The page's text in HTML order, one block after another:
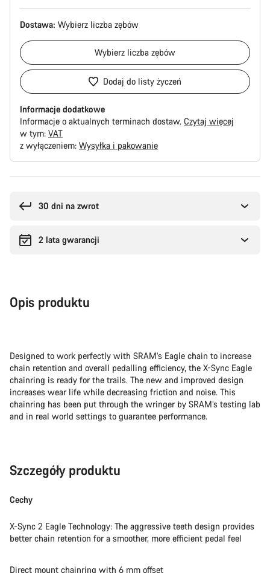
Dostawa: Wybierz liczba zębów
Wybierz liczba zębów
Dodaj do listy życzeń
Informacje dodatkowe
Informacje o aktualnych terminach dostaw. Czytaj więcej
w tym: VAT
z wyłączeniem: Wysyłka i pakowanie
30 dni na zwrot
2 lata gwarancji
Opis produktu
Designed to work perfectly with SRAM’s Eagle chain to increase
chain retention and overall pedalling efficiency, the X-Sync Eagle
chainring is ready for the trails. The new and improved design
increases wear life while decreasing friction and noise. This
chainring has been put through the wringer by SRAM’s testing lab
and in real world settings to guarantee performance.
Szczegóły produktu
Cechy
X-Sync 2 Eagle Technology: The aggressive teeth design provides
better chain retention for a smoother, more efficient pedal feel
Direct mount chainring with 6 mm offset